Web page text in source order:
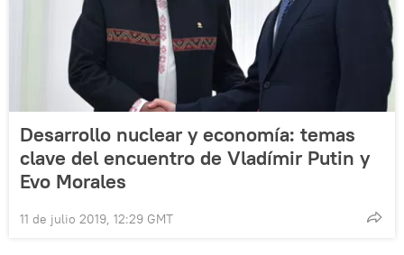
Desarrollo nuclear y economía: temas
clave del encuentro de Vladímir Putin y
Evo Morales
11 de julio 2019, 12:29 GMT